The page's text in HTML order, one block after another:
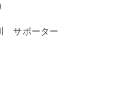
サポーター